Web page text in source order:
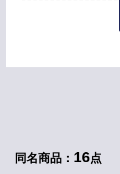
同名商品： 16点